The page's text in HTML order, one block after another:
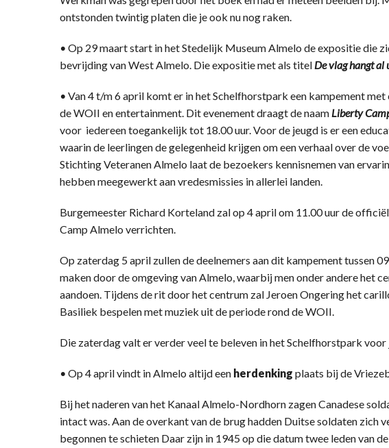
ontstonden twintig platen die je ook nu nog raken.
• Op 29 maart start in het Stedelijk Museum Almelo de expositie die
bevrijding van West Almelo. Die expositie met als titel De vlag hangt
• Van 4 t/m 6 april komt er in het Schelfhorstpark een kampement
de WOII en entertainment. Dit evenement draagt de naam Liberty
voor iedereen toegankelijk tot 18.00 uur. Voor de jeugd is er een
waarin de leerlingen de gelegenheid krijgen om een verhaal over de
Stichting Veteranen Almelo laat de bezoekers kennisnemen van
hebben meegewerkt aan vredesmissies in allerlei landen.
Burgemeester Richard Korteland zal op 4 april om 11.00 uur de
Camp Almelo verrichten.
Op zaterdag 5 april zullen de deelnemers aan dit kampement tussen
maken door de omgeving van Almelo, waarbij men onder andere het
aandoen. Tijdens de rit door het centrum zal Jeroen Ongering het
Basiliek bespelen met muziek uit de periode rond de WOII.
Die zaterdag valt er verder veel te beleven in het Schelfhorstpark voor
• Op 4 april vindt in Almelo altijd een herdenking plaats bij de
Bij het naderen van het Kanaal Almelo-Nordhorn zagen Canadese
intact was. Aan de overkant van de brug hadden Duitse soldaten zich
begonnen te schieten Daar zijn in 1945 op die datum twee leden van